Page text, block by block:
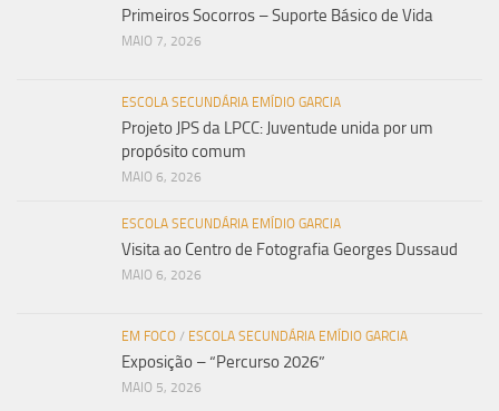
Primeiros Socorros – Suporte Básico de Vida
MAIO 7, 2026
ESCOLA SECUNDÁRIA EMÍDIO GARCIA
Projeto JPS da LPCC: Juventude unida por um
propósito comum
MAIO 6, 2026
ESCOLA SECUNDÁRIA EMÍDIO GARCIA
Visita ao Centro de Fotografia Georges Dussaud
MAIO 6, 2026
EM FOCO / ESCOLA SECUNDÁRIA EMÍDIO GARCIA
Exposição – “Percurso 2026”
MAIO 5, 2026